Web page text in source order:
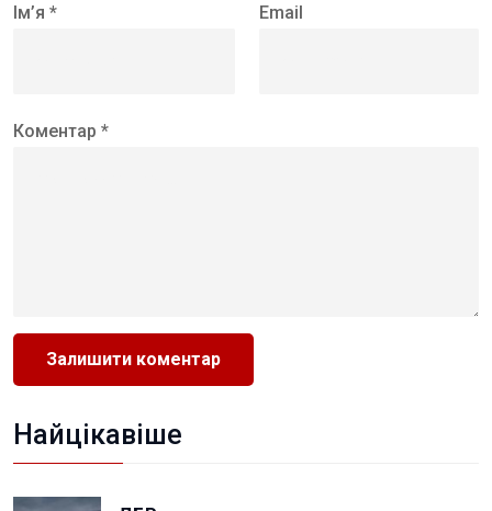
Ім’я * Email
Коментар *
Найцікавіше